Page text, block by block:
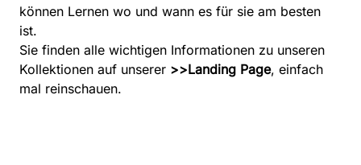
können Lernen wo und wann es für sie am besten
ist.
Sie finden alle wichtigen Informationen zu unseren
Kollektionen auf unserer >>Landing Page, einfach
mal reinschauen.